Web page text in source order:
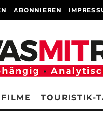
ABONNIEREN
FILME TOURISTIK-